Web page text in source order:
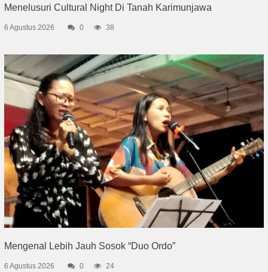
Menelusuri Cultural Night Di Tanah Karimunjawa
6 Agustus 2026 0 38
Mengenal Lebih Jauh Sosok “Duo Ordo”
6 Agustus 2026 0 24